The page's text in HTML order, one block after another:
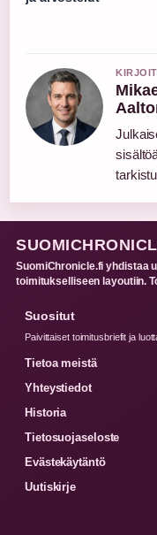
SuomiChronicle.fi yhdistaa
toimitukselliseen layoutiin.
Suositut
Paivittaiset toimitusbriefit ja
Tietoa meistä
Yhteystiedot
Historia
Tietosuojaseloste
Evästekäytäntö
Uutiskirje